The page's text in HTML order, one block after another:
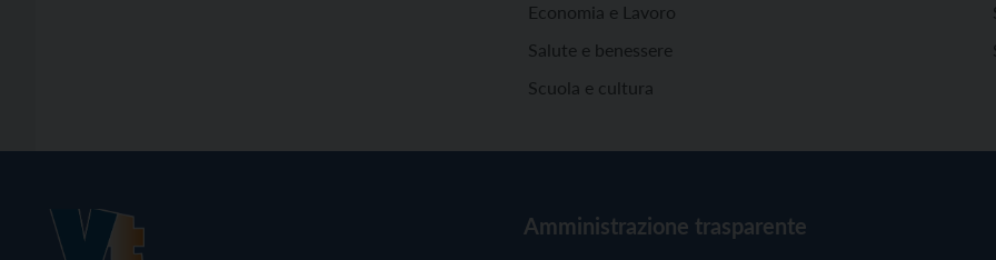
Economia e Lavoro
Salute e benessere
Scuola e cultura
Amministrazione trasparente